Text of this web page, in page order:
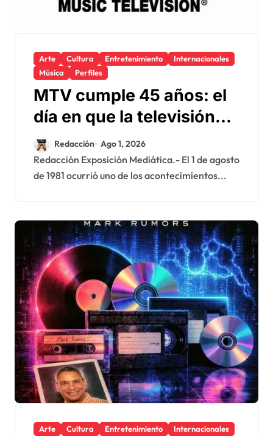
Arte Cultura Entretenimiento
Internacionales
Música
Perfiles
MTV cumple 45 años: el
día en que la televisión
cambió para siempre la
manera de escuchar
música
Redacción Ago 1, 2026
Redacción Exposición Mediática.- El 1 de agosto
de 1981 ocurrió uno de los acontecimientos...
Arte Cultura Entretenimiento
Internacionales